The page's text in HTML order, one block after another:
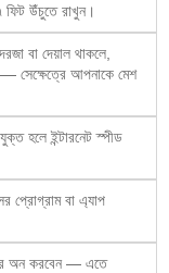
ফিট উঁচুতে রাখুন।
বা দেয়াল থাকলে,
সেক্ষেত্রে আপনাকে মেশ
হলে ইন্টারনেট স্পীড
প্রোগ্রাম বা এ্যাপ
অন করবেন — এতে